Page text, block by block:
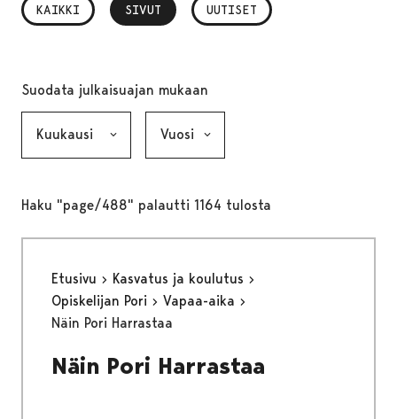
KAIKKI SIVUT
, VALITTU UUTISET
Suodata julkaisuajan mukaan
Haku "page/488" palautti 1164 tulosta
Etusivu
Kasvatus ja koulutus
Opiskelijan Pori
Vapaa-aika
Näin Pori Harrastaa
Näin Pori Harrastaa